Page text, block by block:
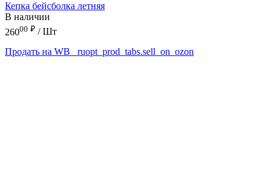
Кепка бейсболка летняя
В наличии
26000 ₽ / Шт
Продать на WB
_ruopt_prod_tabs.sell_on_ozon